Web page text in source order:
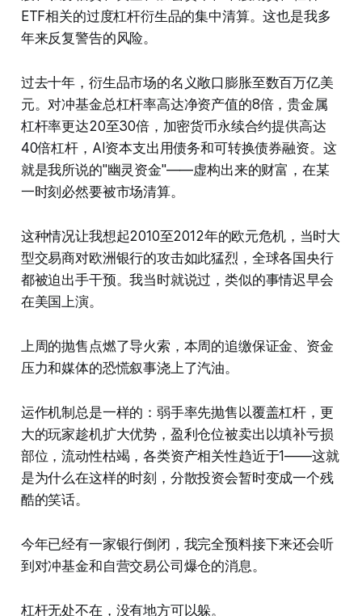
ETF相关的过度杠杆衍生品的集中清算。这也是我多
年来反复警告的风险。
过去十年，衍生品市场的名义敞口膨胀至数百万亿美
元。对冲基金总杠杆率高达净资产值的8倍，贵金属
杠杆率更达20至30倍，加密货币永续合约提供高达
40倍杠杆，AI资本支出用债务和可转换债券融资。这
就是我所说的"幽灵资金"——虚构出来的财富，在某
一时刻必然要被市场清算。
这种情况让我想起2010至2012年的欧元危机，当时大
型交易商对欧洲银行的攻击如此猛烈，全球各国央行
都被迫出手干预。我当时就说过，类似的事情迟早会
在美国上演。
上周的抛售点燃了导火索，本周的追缴保证金、资金
压力和媒体的恐慌叙事浇上了汽油。
运作机制总是一样的：弱手率先抛售以覆盖杠杆，更
大的玩家趁机扩大优势，盈利仓位被卖出以填补亏损
部位，流动性枯竭，各类资产相关性趋近于1——这就
是为什么在这样的时刻，分散投资会暂时变成一个残
酷的笑话。
今年已经有一家银行倒闭，我完全预料接下来还会听
到对冲基金和自营交易公司爆仓的消息。
杠杆无处不在，没有地方可以躲。